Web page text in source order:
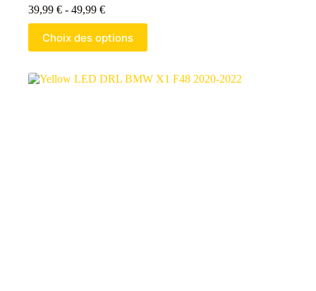
39,99 € - 49,99 €
Choix des options